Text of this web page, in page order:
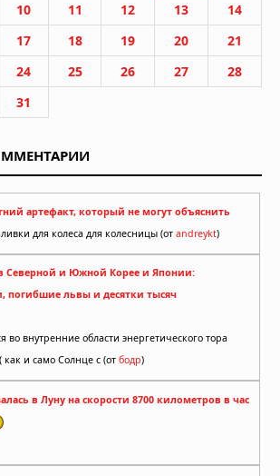
10 11 12 13
14
17 18 19 20
21
24 25 26 27
28
31
артефакт, который не могут объяснить
для колеса для колесницы (от andreykt)
Северной и Южной Корее и Японии:
погибшие львы и десятки тысяч
во внутренние области энергетического тора
и само Солнце с (от бодр)
в Луну на скорости 8700 километров в час